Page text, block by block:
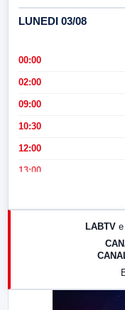
LUNEDI 03/08
00:00
02:00
09:00
10:30
12:00
13:00
17:00
LABTV